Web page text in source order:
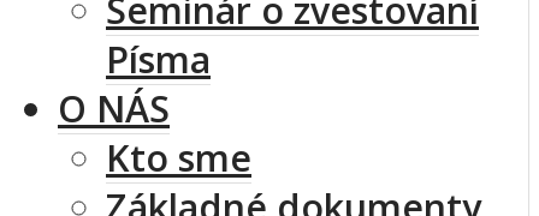
Seminár o zvestovaní
Písma
O NÁS
Kto sme